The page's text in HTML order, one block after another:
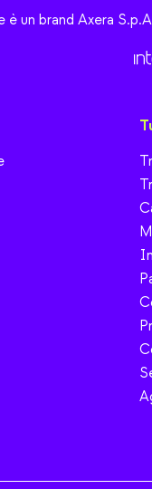
è un brand Axera